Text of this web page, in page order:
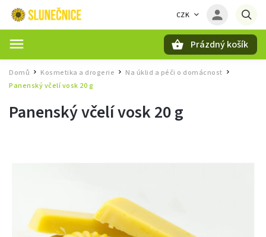
CZK
Prázdný košík
Domů / Kosmetika a drogerie / Na úklid a péči o domácnost
Panenský včelí vosk 20 g
Panenský včelí vosk 20 g